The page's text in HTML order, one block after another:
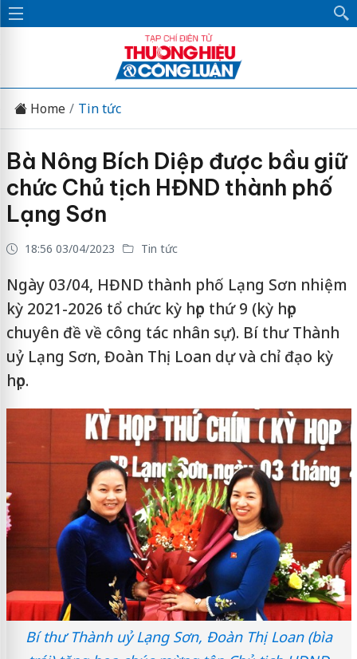
Home Tin tức
Bà Nông Bích Diệp được bầu giữ
chức Chủ tịch HĐND thành phố
Lạng Sơn
18:56 03/04/2023 Tin tức
Ngày 03/04, HĐND thành phố Lạng Sơn nhiệm
kỳ 2021-2026 tổ chức kỳ họp thứ 9 (kỳ họp
chuyên đề về công tác nhân sự). Bí thư Thành
uỷ Lạng Sơn, Đoàn Thị Loan dự và chỉ đạo kỳ
họp.
Bí thư Thành uỷ Lạng Sơn, Đoàn Thị Loan (bìa